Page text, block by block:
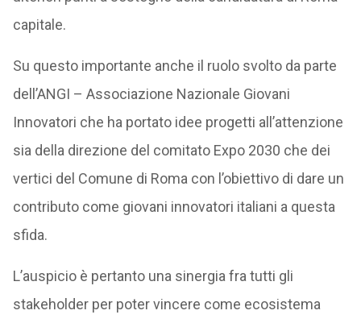
capitale.
Su questo importante anche il ruolo svolto da parte
dell’ANGI – Associazione Nazionale Giovani
Innovatori che ha portato idee progetti all’attenzione
sia della direzione del comitato Expo 2030 che dei
vertici del Comune di Roma con l’obiettivo di dare un
contributo come giovani innovatori italiani a questa
sfida.
L’auspicio è pertanto una sinergia fra tutti gli
stakeholder per poter vincere come ecosistema